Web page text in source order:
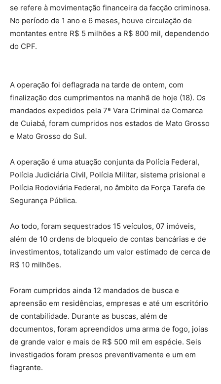
se refere à movimentação financeira da facção criminosa.
No período de 1 ano e 6 meses, houve circulação de
montantes entre R$ 5 milhões a R$ 800 mil, dependendo
do CPF.
A operação foi deflagrada na tarde de ontem, com
finalização dos cumprimentos na manhã de hoje (18). Os
mandados expedidos pela 7ª Vara Criminal da Comarca
de Cuiabá, foram cumpridos nos estados de Mato Grosso
e Mato Grosso do Sul.
A operação é uma atuação conjunta da Polícia Federal,
Polícia Judiciária Civil, Polícia Militar, sistema prisional e
Polícia Rodoviária Federal, no âmbito da Força Tarefa de
Segurança Pública.
Ao todo, foram sequestrados 15 veículos, 07 imóveis,
além de 10 ordens de bloqueio de contas bancárias e de
investimentos, totalizando um valor estimado de cerca de
R$ 10 milhões.
Foram cumpridos ainda 12 mandados de busca e
apreensão em residências, empresas e até um escritório
de contabilidade. Durante as buscas, além de
documentos, foram apreendidos uma arma de fogo, joias
de grande valor e mais de R$ 500 mil em espécie. Seis
investigados foram presos preventivamente e um em
flagrante.